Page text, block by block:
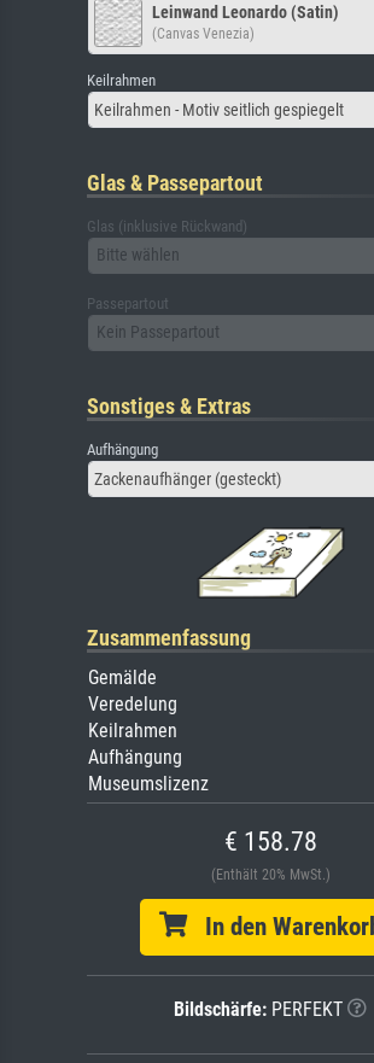
Leinwand Leonardo (Satin)
(Canvas Venezia)
Keilrahmen
Keilrahmen - Motiv seitlich gespiegelt
Glas & Passepartout
Glas (inklusive Rückwand)
Bitte wählen
Passepartout
Kein Passepartout
Sonstiges & Extras
Aufhängung
Zackenaufhänger (gesteckt)
Zusammenfassung
Gemälde
Veredelung
Keilrahmen
Aufhängung
Museumslizenz
€ 158.78
(Enthält 20% MwSt.)
In den
Bildschärfe: PERFEKT